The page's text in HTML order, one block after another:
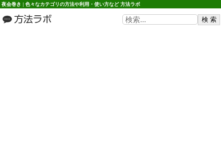
夜会巻き | 色々なカテゴリの方法や利用・使い方など 方法ラボ